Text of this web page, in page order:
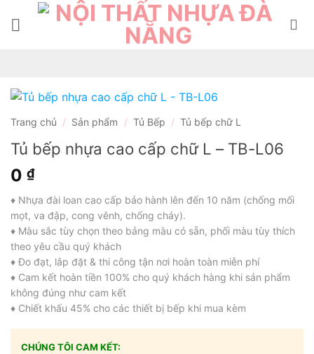
Trang chủ / Sản phẩm / Tủ Bếp / Tủ bếp chữ L
Tủ bếp nhựa cao cấp chữ L – TB-L06
0 ₫
♦ Nhựa đài loan cao cấp bảo hành lên đến 10 năm (chống mối
mọt, va đập, cong vênh, chống cháy).
♦ Màu sắc tùy chọn theo bảng màu có sẵn, phối màu tùy thích
theo yêu cầu quý khách
♦ Đo đạt, lắp đặt & thi công tận nơi hoàn toàn miễn phí
♦ Cam kết hoàn tiền 100% cho quý khách hàng khi sản phẩm
không đúng như cam kết
♦ Chiết khấu 45% cho các thiết bị bếp khi mua kèm
CHÚNG TÔI CAM KẾT: